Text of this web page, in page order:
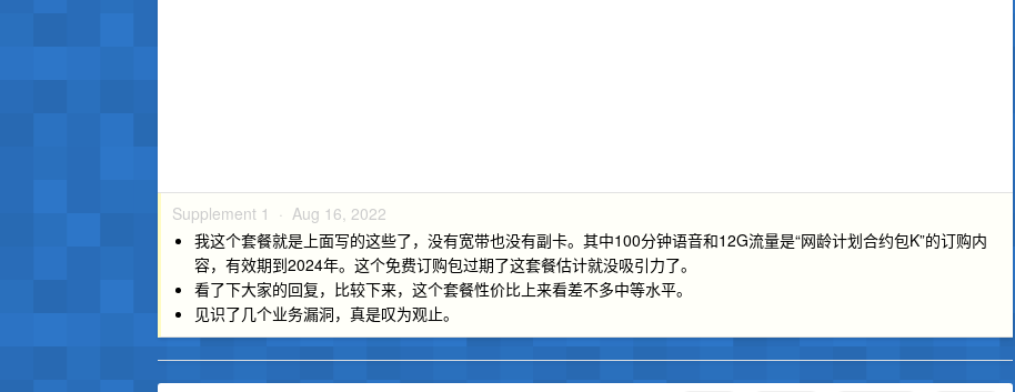
Supplement 1 · Aug 16, 2022
我这个套餐就是上面写的这些了，没有宽带也没有副卡。其中100分钟语音和12G流量是“网龄计划合约包K”的订购内
容，有效期到2024年。这个免费订购包过期了这套餐估计就没吸引力了。
看了下大家的回复，比较下来，这个套餐性价比上来看差不多中等水平。
见识了几个业务漏洞，真是叹为观止。